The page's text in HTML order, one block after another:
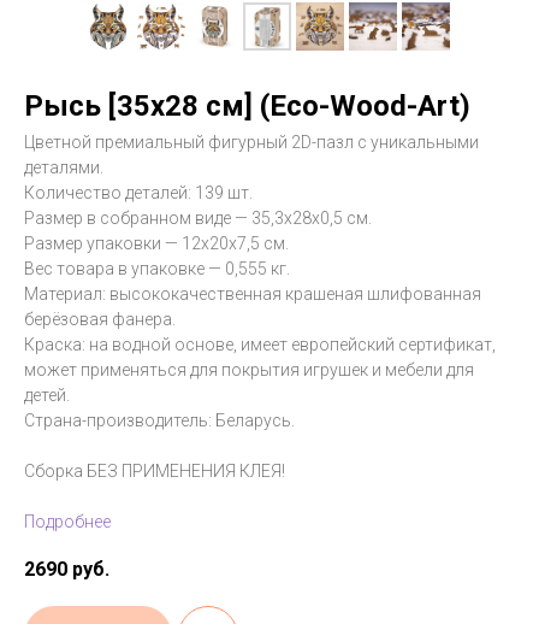
Рысь [35x28 см] (Eco-Wood-Art)
Цветной премиальный фигурный 2D-пазл с уникальными
деталями.
Количество деталей: 139 шт.
Размер в собранном виде — 35,3х28х0,5 см.
Размер упаковки — 12х20х7,5 см.
Вес товара в упаковке — 0,555 кг.
Материал: высококачественная крашеная шлифованная
берёзовая фанера.
Краска: на водной основе, имеет европейский сертификат,
может применяться для покрытия игрушек и мебели для
детей.
Страна-производитель: Беларусь.
Сборка БЕЗ ПРИМЕНЕНИЯ КЛЕЯ!
Подробнее
2690 руб.